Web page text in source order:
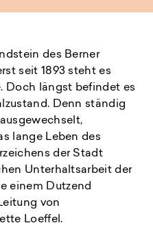
des Berner
seit 1893 steht es
Doch längst befindet es
Denn ständig
lange Leben des
der Stadt
Unterhaltsarbeit der
einem Dutzend
von
Loeffel.